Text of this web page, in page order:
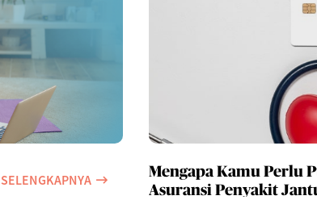
SELENGKAPNYA
Mengapa Kamu Perlu
Asuransi Penyakit